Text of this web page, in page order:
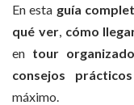
En esta guía
qué ver, cómo
en tour organizado
consejos prácticos
máximo.